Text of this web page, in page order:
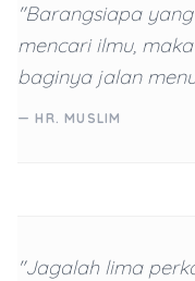
"Barangsiapa
mencari ilmu,
baginya jalan
— HR. MUSLIM
"Jagalah lima